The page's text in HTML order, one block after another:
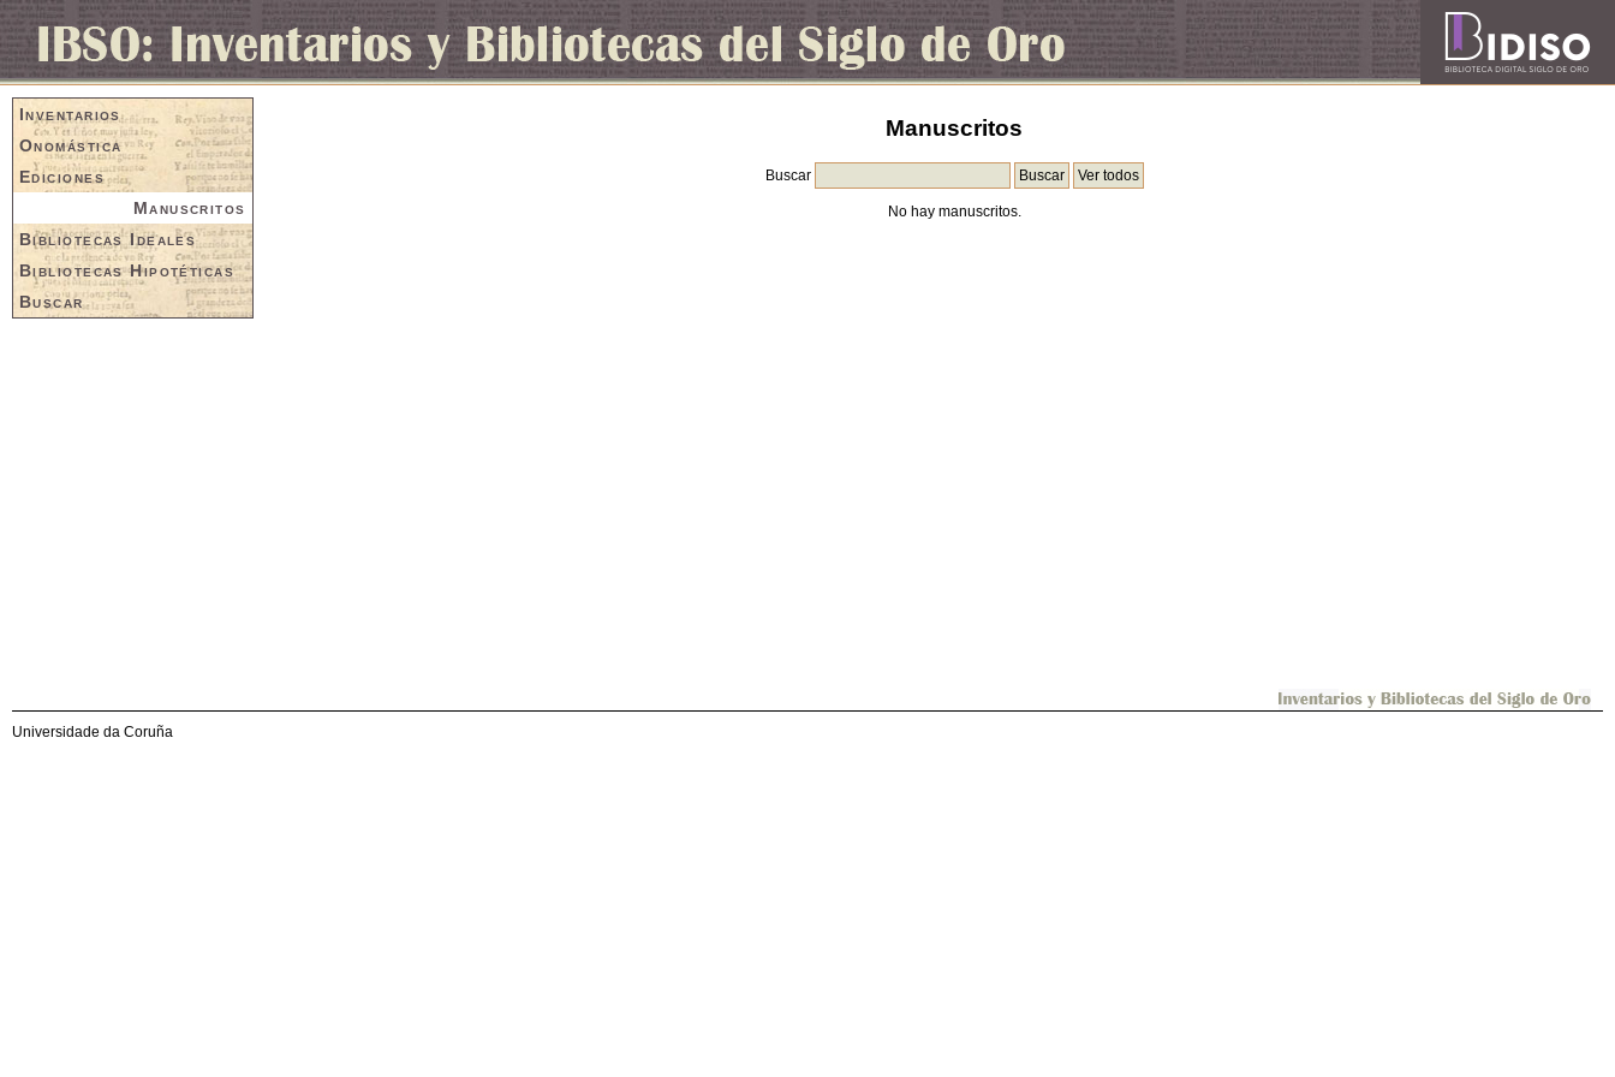
Inventarios
Onomástica
Ediciones
Manuscritos
Bibliotecas Ideales
Bibliotecas Hipotéticas
Buscar
Manuscritos
Buscar
No hay manuscritos.
Universidade da Coruña